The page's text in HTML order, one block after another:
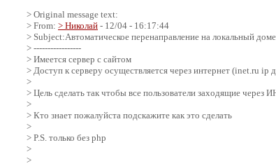
> Original message text:
> From: > Николай - 12/04 - 16:17:44
> Subject:Автоматическое перенаправление на локальный
> -----------------
> Имеется сервер с сайтом
> Доступ к серверу осуществляется через интернет (inet.ru
>
> Цель сделать так чтобы все пользователи заходящие
>
> Кто знает пожалуйста подскажите как это сделать
>
> P.S. только без php
>
>